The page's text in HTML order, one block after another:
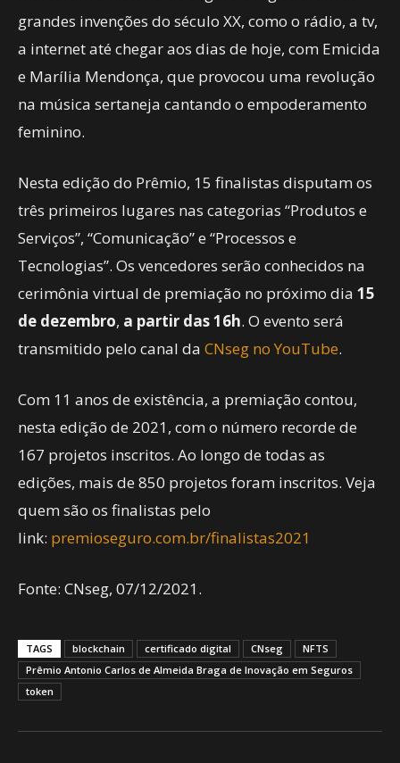
grandes invenções do século XX, como o rádio, a tv,
a internet até chegar aos dias de hoje, com Emicida
e Marília Mendonça, que provocou uma revolução
na música sertaneja cantando o empoderamento
feminino.
Nesta edição do Prêmio, 15 finalistas disputam os
três primeiros lugares nas categorias “Produtos e
Serviços”, “Comunicação” e “Processos e
Tecnologias”. Os vencedores serão conhecidos na
cerimônia virtual de premiação no próximo dia 15
de dezembro, a partir das 16h. O evento será
transmitido pelo canal da CNseg no YouTube.
Com 11 anos de existência, a premiação contou,
nesta edição de 2021, com o número recorde de
167 projetos inscritos. Ao longo de todas as
edições, mais de 850 projetos foram inscritos. Veja
quem são os finalistas pelo
link: premioseguro.com.br/finalistas2021
Fonte: CNseg, 07/12/2021.
TAGS blockchain certificado digital CNseg
NFTS
Prêmio Antonio Carlos de Almeida Braga de Inovação em Seguros
token